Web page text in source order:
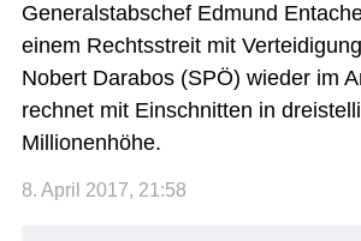
Generalstabschef Edmund
einem Rechtsstreit mit
Nobert Darabos (SPÖ) wieder im
rechnet mit Einschnitten in
Millionenhöhe.
8. April 2017, 21:58